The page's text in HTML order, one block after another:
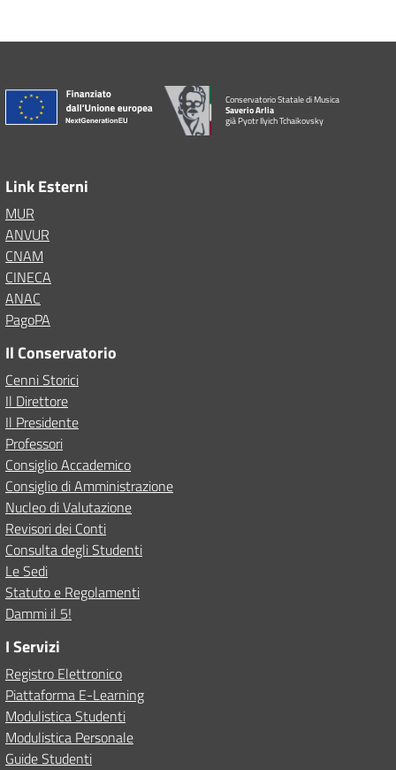
Conservatorio Statale di Musica
Saverio Arlia
già Pyotr Ilyich Tchaikovsky
Link Esterni
MUR
ANVUR
CNAM
CINECA
ANAC
PagoPA
Il Conservatorio
Cenni Storici
Il Direttore
Il Presidente
Professori
Consiglio Accademico
Consiglio di Amministrazione
Nucleo di Valutazione
Revisori dei Conti
Consulta degli Studenti
Le Sedi
Statuto e Regolamenti
Dammi il 5!
I Servizi
Registro Elettronico
Piattaforma E-Learning
Modulistica Studenti
Modulistica Personale
Guide Studenti